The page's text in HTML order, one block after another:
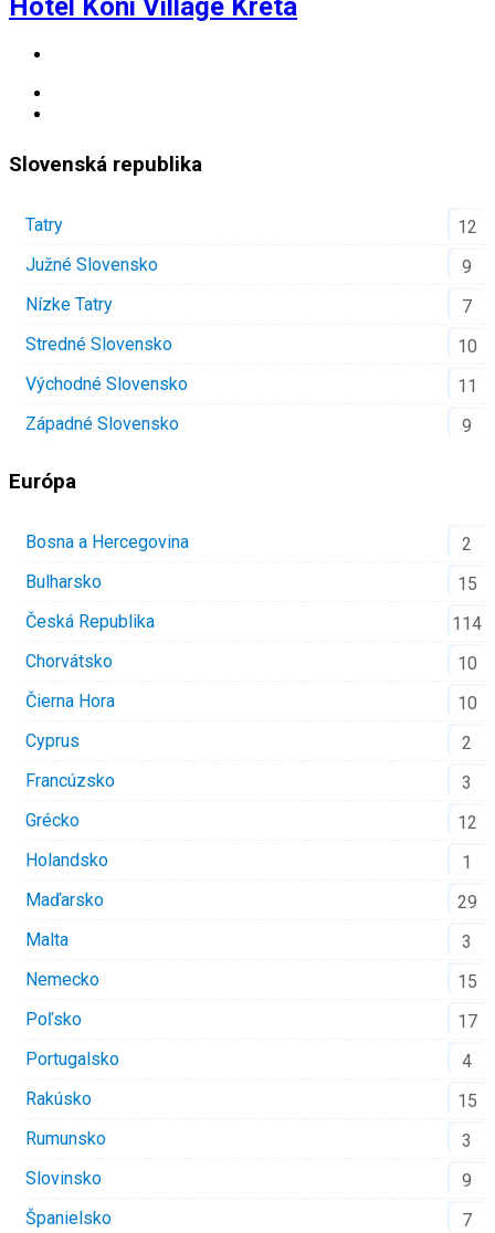
Hotel Koni Village Kréta
Slovenská republika
Tatry
12
Južné Slovensko
9
Nízke Tatry
7
Stredné Slovensko
10
Východné Slovensko
11
Západné Slovensko
9
Európa
Bosna a Hercegovina
2
Bulharsko
15
Česká Republika
114
Chorvátsko
10
Čierna Hora
10
Cyprus
2
Francúzsko
3
Grécko
12
Holandsko
1
Maďarsko
29
Malta
3
Nemecko
15
Poľsko
17
Portugalsko
4
Rakúsko
15
Rumunsko
3
Slovinsko
9
Španielsko
7